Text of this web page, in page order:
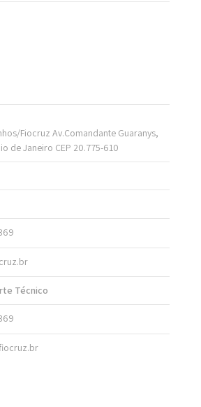
Fiocruz Av.Comandante Guaranys,
de Janeiro CEP 20.775-610
Técnico